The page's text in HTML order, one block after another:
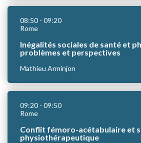
08:50 - 09:20
Rome
Inégalités sociales de santé et
problèmes et perspectives
Mathieu Arminjon
09:20 - 09:50
Rome
Conflit fémoro-acétabulaire et
physiothérapeutique